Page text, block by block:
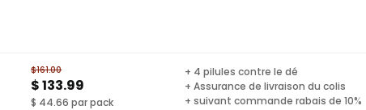
$161.00
$ 133.99
$ 44.66 par pack
+ 4 pilules contre le dé
+ Assurance de livraison du colis
+ suivant commande rabais de 10%